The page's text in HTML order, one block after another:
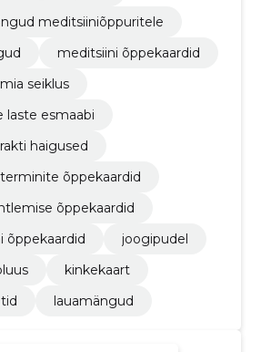
meditsiiniõppuritele
meditsiini õppekaardid
seiklus
laste esmaabi
haigused
õppekaardid
õppekaardid
õppekaardid
joogipudel
kinkekaart
lauamängud